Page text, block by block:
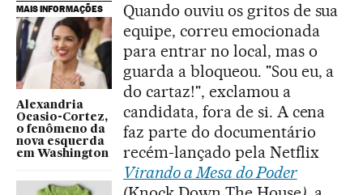
MAIS INFORMAÇÕES
Alexandria
Ocasio-Cortez,
o fenômeno da
nova esquerda
em Washington
Quando ouviu os gritos de sua
equipe, correu emocionada
para entrar no local, mas o
guarda a bloqueou. "Sou eu, a
do cartaz!", exclamou a
candidata, fora de si. A cena
faz parte do documentário
recém-lançado pela Netflix
Virando a Mesa do Poder